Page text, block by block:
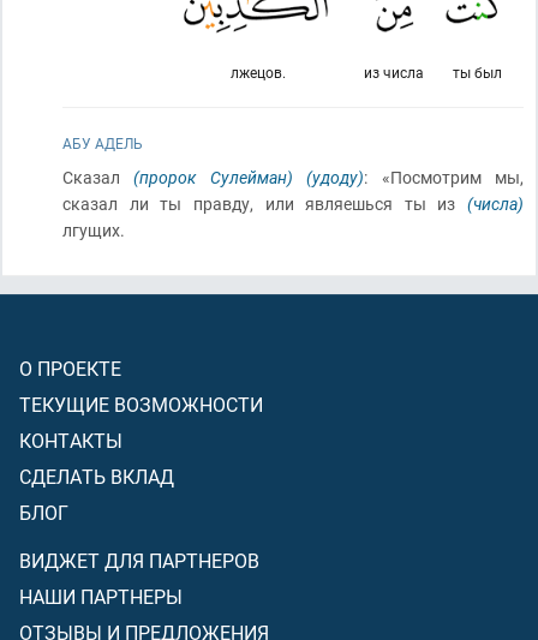
ты был
из числа
лжецов.
АБУ АДЕЛЬ
Сказал(пророк Сулейман) (удоду): «Посмотрим мы,
сказал ли ты правду, или являешься ты из (числа)
лгущих.
О ПРОЕКТЕ
ТЕКУЩИЕ ВОЗМОЖНОСТИ
КОНТАКТЫ
СДЕЛАТЬ ВКЛАД
БЛОГ
ВИДЖЕТ ДЛЯ ПАРТНЕРОВ
НАШИ ПАРТНЕРЫ
ОТЗЫВЫ И ПРЕДЛОЖЕНИЯ